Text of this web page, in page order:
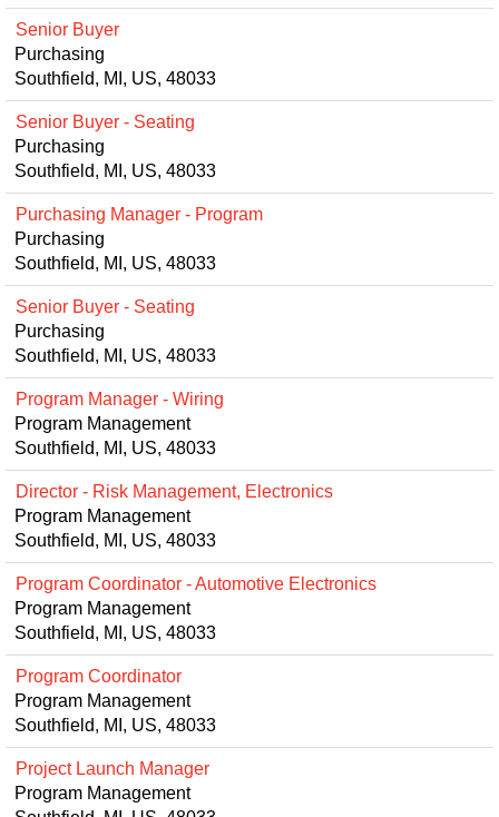
Senior Buyer
Purchasing
Southfield, MI, US, 48033
Senior Buyer - Seating
Purchasing
Southfield, MI, US, 48033
Purchasing Manager - Program
Purchasing
Southfield, MI, US, 48033
Senior Buyer - Seating
Purchasing
Southfield, MI, US, 48033
Program Manager - Wiring
Program Management
Southfield, MI, US, 48033
Director - Risk Management, Electronics
Program Management
Southfield, MI, US, 48033
Program Coordinator - Automotive Electronics
Program Management
Southfield, MI, US, 48033
Program Coordinator
Program Management
Southfield, MI, US, 48033
Project Launch Manager
Program Management